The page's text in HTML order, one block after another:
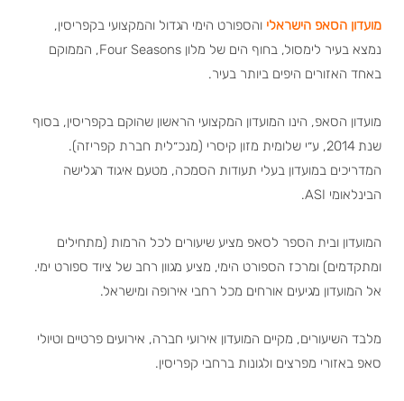
מועדון הסאפ הישראלי והספורט הימי הגדול והמקצועי בקפריסין,
נמצא בעיר לימסול, בחוף הים של מלון Four Seasons, הממוקם
באחד האזורים היפים ביותר בעיר.
מועדון הסאפ, הינו המועדון המקצועי הראשון שהוקם בקפריסין, בסוף
שנת 2014, ע״י שלומית מזון קיסרי (מנכ״לית חברת קפריזה).
המדריכים במועדון בעלי תעודות הסמכה, מטעם איגוד הגלישה
הבינלאומי ASI.
המועדון ובית הספר לסאפ מציע שיעורים לכל הרמות (מתחילים
ומתקדמים) ומרכז הספורט הימי, מציע מגוון רחב של ציוד ספורט ימי.
אל המועדון מגיעים אורחים מכל רחבי אירופה ומישראל.
מלבד השיעורים, מקיים המועדון אירועי חברה, אירועים פרטיים וטיולי
סאפ באזורי מפרצים ולגונות ברחבי קפריסין.